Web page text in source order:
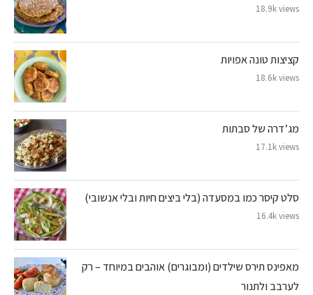
18.9k views
קציצות טונה אפויות
18.6k views
מג’דרה של סבתות
17.1k views
סלט קיסר כמו במסעדה (בלי ביצים חיות ובלי אנשובי)
16.4k views
מאפינס תירס שילדים (ומבוגרים) אוהבים במיוחד – רק
לערבב ולתנור